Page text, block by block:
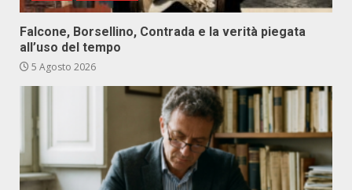
Falcone, Borsellino, Contrada e la verità piegata
all’uso del tempo
5 Agosto 2026